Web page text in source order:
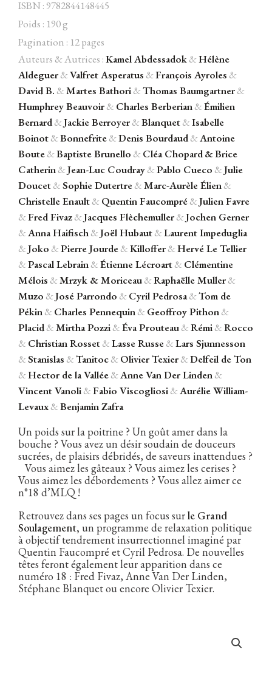
Facebook Instagram Twitter
Hébergé par Vixns
incandescence
Version 2.3.3
ISBN : 9782844148445
Poids : 190 g
Pagination : 12 pages
Auteurs & Autrices :Kamel Abdessadok&Hélène
Aldeguer&Valfret Asperatus &François Ayroles &
David B. &Martes Bathori&Thomas Baumgartner&
Humphrey Beauvoir& Charles Berberian&Émilien
Bernard&Jackie Berroyer&Blanquet&Isabelle
Boinot&Bonnefrite&Denis Bourdaud&Antoine
Boute&Baptiste Brunello & Cléa Chopard&Brice
Catherin&Jean-Luc Coudray&Pablo Cueco &Julie
Doucet&Sophie Dutertre&Marc-Aurèle Élien&
Christelle Enault& Quentin Faucompré&Julien Favre
&Fred Fivaz&Jacques Flèchemuller&Jochen Gerner
&Anna Haifisch&Joël Hubaut&Laurent Impeduglia
&Joko &Pierre Jourde&Killoffer&Hervé Le Tellier
&Pascal Lebrain&Étienne Lécroart& Clémentine
Mélois &Mrzyk & Moriceau&Raphaëlle Muller&
Muzo &José Parrondo & Cyril Pedrosa&Tom de
Pékin& Charles Pennequin& Geoffroy Pithon&
Placid&Mirtha Pozzi&Éva Prouteau&Rémi&Rocco
& Christian Rosset&Lasse Russe&Lars Sjunnesson
&Stanislas &Tanitoc& Olivier Texier&Delfeil de Ton
&Hector de la Vallée&Anne Van Der Linden&
Vincent Vanoli&Fabio Viscogliosi&Aurélie William-
Levaux&Benjamin Zafra
Un poids sur la poitrine ? Un goût amer dans la
bouche ? Vous avez un désir soudain de douceurs
sucrées, de plaisirs débridés, de saveurs inattendues ?
Vous aimez les gâteaux ? Vous aimez les cerises ?
Vous aimez les débordements ? Vous allez aimer ce
n°18 d’MLQ !
Retrouvez dans ses pages un focus surle Grand
Soulagement, un programme de relaxation politique
à objectif tendrement insurrectionnel imaginé par
Quentin Faucompré et Cyril Pedrosa. De nouvelles
têtes feront également leur apparition dans ce
numéro 18 : Fred Fivaz, Anne Van Der Linden,
Stéphane Blanquet ou encore Olivier Texier.